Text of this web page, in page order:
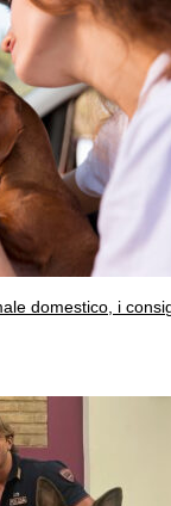
domestico, i